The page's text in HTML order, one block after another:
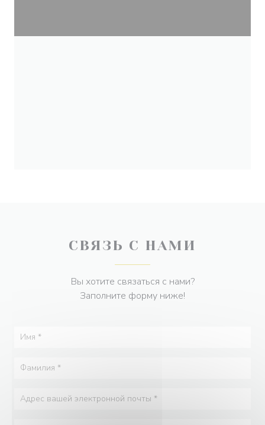
СВЯЗЬ С НАМИ
Вы хотите связаться с нами?
Заполните форму ниже!